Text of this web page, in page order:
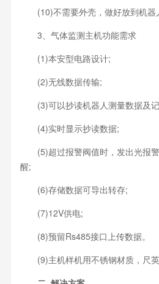
(10)不需要外壳，做好放到机器
3、气体监测主机功能需求
(1)本安型电路设计;
(2)无线数据传输;
(3)可以抄读机器人测量数据及
(4)实时显示抄读数据;
(5)超过报警阀值时，发出光报警
醒;
(6)存储数据可导出转存;
(7)12V供电;
(8)预留Rs485接口上传数据。
(9)主机样机用不锈钢材质，尺英